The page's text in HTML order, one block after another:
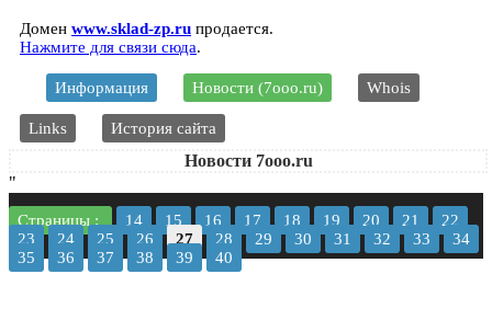
Домен www.sklad-zp.ru продается.
Нажмите для связи сюда.
Информация Новости (7ooo.ru) Whois
Links История сайта
Новости 7ooo.ru
"
Страницы : 14 15 16 17 18 19 20 21
22
23
24 25 26 27 28 29 30 31 32 33
34
35
36 37 38 39 40